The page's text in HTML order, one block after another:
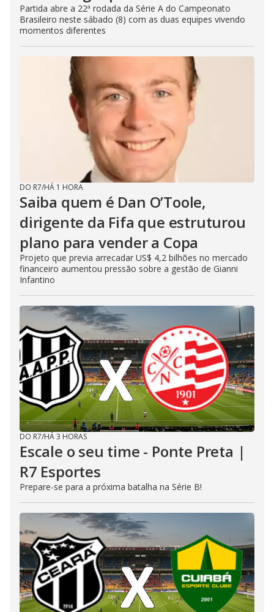
Partida abre a 22ª rodada da Série A do Campeonato
Brasileiro neste sábado (8) com as duas equipes vivendo
momentos diferentes
DO R7/HÁ 1 HORA
Saiba quem é Dan O’Toole,
dirigente da Fifa que estruturou
plano para vender a Copa
Projeto que previa arrecadar US$ 4,2 bilhões no mercado
financeiro aumentou pressão sobre a gestão de Gianni
Infantino
DO R7/HÁ 3 HORAS
Escale o seu time - Ponte Preta |
R7 Esportes
Prepare-se para a próxima batalha na Série B!